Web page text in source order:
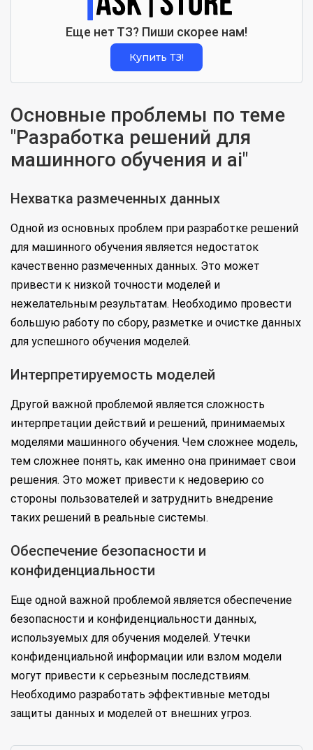
Еще нет ТЗ? Пиши скорее нам!
Купить ТЗ!
Основные проблемы по теме
"Разработка решений для
машинного обучения и ai"
Нехватка размеченных данных
Одной из основных проблем при разработке решений
для машинного обучения является недостаток
качественно размеченных данных. Это может
привести к низкой точности моделей и
нежелательным результатам. Необходимо провести
большую работу по сбору, разметке и очистке данных
для успешного обучения моделей.
Интерпретируемость моделей
Другой важной проблемой является сложность
интерпретации действий и решений, принимаемых
моделями машинного обучения. Чем сложнее модель,
тем сложнее понять, как именно она принимает свои
решения. Это может привести к недоверию со
стороны пользователей и затруднить внедрение
таких решений в реальные системы.
Обеспечение безопасности и
конфиденциальности
Еще одной важной проблемой является обеспечение
безопасности и конфиденциальности данных,
используемых для обучения моделей. Утечки
конфиденциальной информации или взлом модели
могут привести к серьезным последствиям.
Необходимо разработать эффективные методы
защиты данных и моделей от внешних угроз.